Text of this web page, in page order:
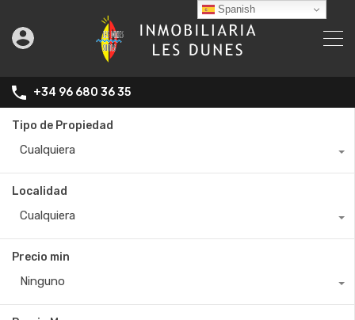
+34 96 680 36 35
Tipo de Propiedad
Cualquiera
Localidad
Cualquiera
Precio min
Ninguno
Spanish